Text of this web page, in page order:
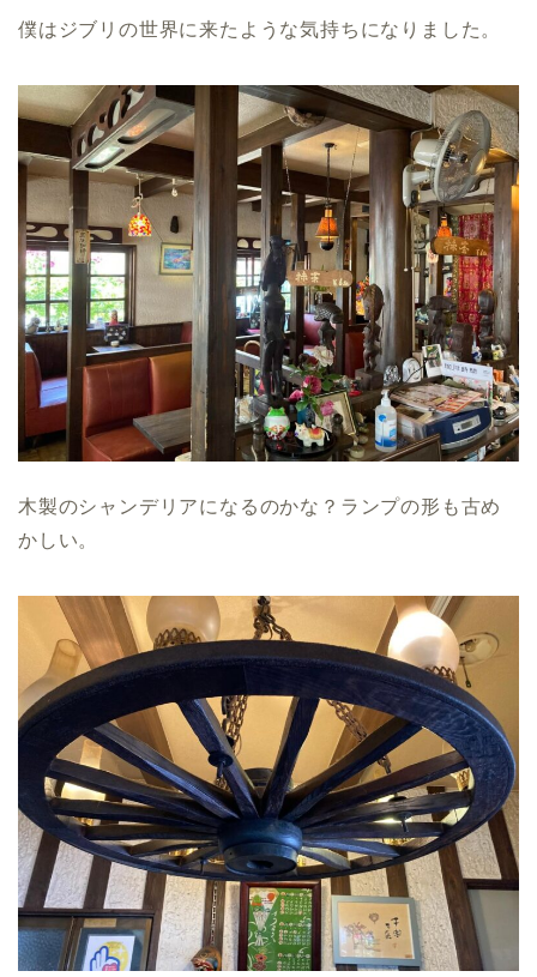
僕はジブリの世界に来たような気持ちになりました。
木製のシャンデリアになるのかな？ランプの形も古め
かしい。